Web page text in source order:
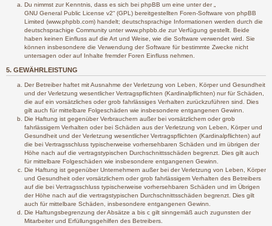
Du nimmst zur Kenntnis, dass es sich bei phpBB um eine unter der „
GNU General Public License v2“ (GPL) bereitgestellten Foren-Software von phpBB
Limited (www.phpbb.com) handelt; deutschsprachige Informationen werden durch die
deutschsprachige Community unter www.phpbb.de zur Verfügung gestellt. Beide
haben keinen Einfluss auf die Art und Weise, wie die Software verwendet wird. Sie
können insbesondere die Verwendung der Software für bestimmte Zwecke nicht
untersagen oder auf Inhalte fremder Foren Einfluss nehmen.
5. GEWÄHRLEISTUNG
Der Betreiber haftet mit Ausnahme der Verletzung von Leben, Körper und Gesundheit
und der Verletzung wesentlicher Vertragspflichten (Kardinalpflichten) nur für Schäden,
die auf ein vorsätzliches oder grob fahrlässiges Verhalten zurückzuführen sind. Dies
gilt auch für mittelbare Folgeschäden wie insbesondere entgangenen Gewinn.
Die Haftung ist gegenüber Verbrauchern außer bei vorsätzlichem oder grob
fahrlässigem Verhalten oder bei Schäden aus der Verletzung von Leben, Körper und
Gesundheit und der Verletzung wesentlicher Vertragspflichten (Kardinalpflichten) auf
die bei Vertragsschluss typischerweise vorhersehbaren Schäden und im übrigen der
Höhe nach auf die vertragstypischen Durchschnittsschäden begrenzt. Dies gilt auch
für mittelbare Folgeschäden wie insbesondere entgangenen Gewinn.
Die Haftung ist gegenüber Unternehmern außer bei der Verletzung von Leben, Körper
und Gesundheit oder vorsätzlichem oder grob fahrlässigem Verhalten des Betreibers
auf die bei Vertragsschluss typischerweise vorhersehbaren Schäden und im Übrigen
der Höhe nach auf die vertragstypischen Durchschnittsschäden begrenzt. Dies gilt
auch für mittelbare Schäden, insbesondere entgangenen Gewinn.
Die Haftungsbegrenzung der Absätze a bis c gilt sinngemäß auch zugunsten der
Mitarbeiter und Erfüllungsgehilfen des Betreibers.